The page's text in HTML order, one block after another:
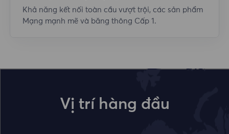
Khả năng kết nối toàn cầu vượt trội, các sản phẩm
Mạng mạnh mẽ và băng thông Cấp 1.
Vị trí hàng đầu